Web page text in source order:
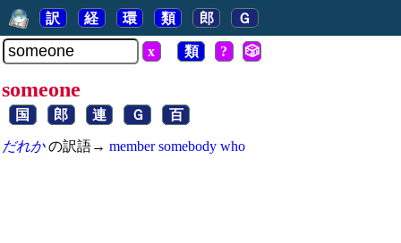
訳 経 環 類 郎 Ｇ
x 類 ? 🎲
someone
国 郎 連 Ｇ 百
だれかの訳語→ member somebody who